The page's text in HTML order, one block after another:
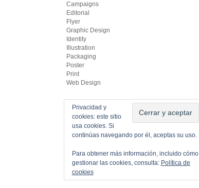
Campaigns
Editorial
Flyer
Graphic Design
Identity
Illustration
Packaging
Poster
Print
Web Design
Privacidad y
cookies: este sitio
usa cookies. Si
continúas navegando por él, aceptas su uso.
Para obtener más información, incluido cómo
gestionar las cookies, consulta: Política de
cookies